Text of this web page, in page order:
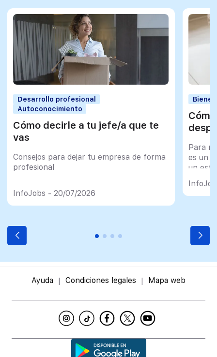
Desarrollo profesional
Autoconocimiento
Cómo decirle a tu jefe/a que te
vas
Consejos para dejar tu empresa de forma
profesional
InfoJobs - 20/07/2026
Para
es un
un
Ayuda Condiciones legales Mapa web